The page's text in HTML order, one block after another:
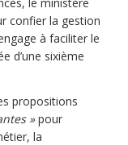
confier la gestion
à faciliter le
d’une sixième
propositions
»pour
la